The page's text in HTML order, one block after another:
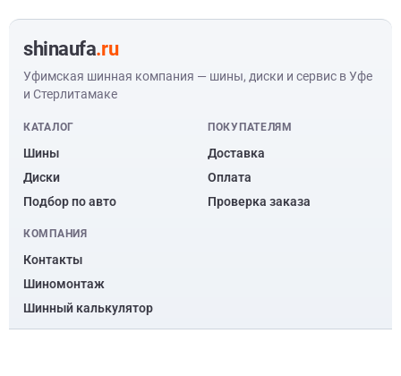
shinaufa.ru
Уфимская шинная компания — шины, диски и сервис в Уфе
и Стерлитамаке
КАТАЛОГ
Шины
Диски
Подбор по авто
ПОКУПАТЕЛЯМ
Доставка
Оплата
Проверка заказа
КОМПАНИЯ
Контакты
Шиномонтаж
Шинный калькулятор